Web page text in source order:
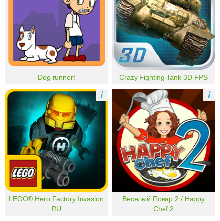
Dog runner! Crazy Fighting Tank 3D-FPS
LEGO® Hero Factory Invasion
RU
i
Веселый Повар 2 / Happy
Chef 2
i